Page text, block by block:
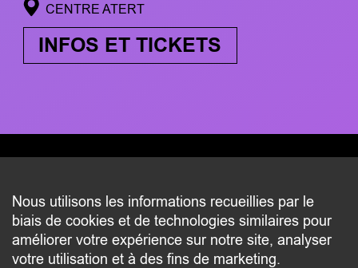
CENTRE ATERT
INFOS ET TICKETS
CONTACT
2 beim Schlass
L-8058 Bertrange
Nous utilisons les informations recueillies par le
biais de cookies et de technologies similaires pour
améliorer votre expérience sur notre site, analyser
votre utilisation et à des fins de marketing.